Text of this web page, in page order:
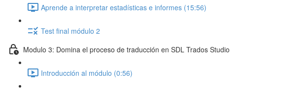
Aprende a interpretar estadísticas e informes (15:56)
Test final módulo 2
Modulo 3: Domina el proceso de traducción en SDL Trados Studio
Introducción al módulo (0:56)